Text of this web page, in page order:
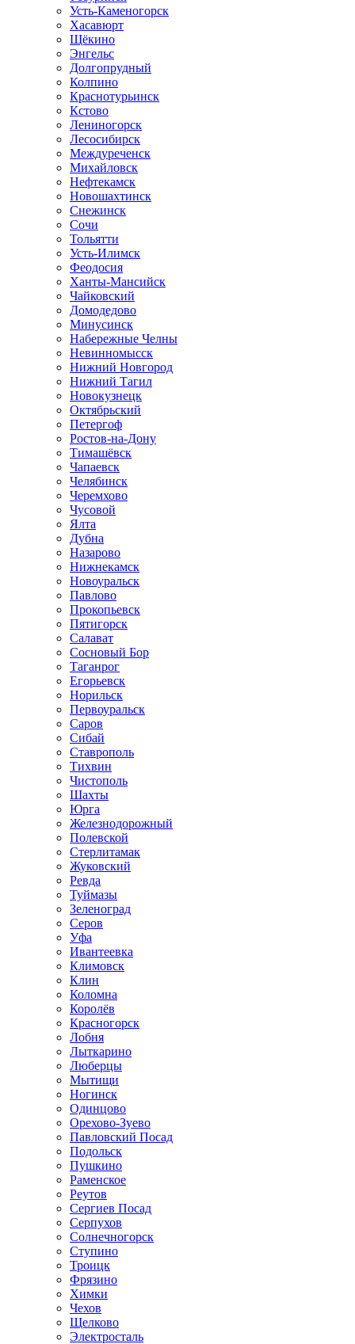
Усть-Каменогорск
Хасавюрт
Щёкино
Энгельс
Долгопрудный
Колпино
Краснотурьинск
Кстово
Лениногорск
Лесосибирск
Междуреченск
Михайловск
Нефтекамск
Новошахтинск
Снежинск
Сочи
Тольятти
Усть-Илимск
Феодосия
Ханты-Мансийск
Чайковский
Домодедово
Минусинск
Набережные Челны
Невинномысск
Нижний Новгород
Нижний Тагил
Новокузнецк
Октябрьский
Петергоф
Ростов-на-Дону
Тимашёвск
Чапаевск
Челябинск
Черемхово
Чусовой
Ялта
Дубна
Назарово
Нижнекамск
Новоуральск
Павлово
Прокопьевск
Пятигорск
Салават
Сосновый Бор
Таганрог
Егорьевск
Норильск
Первоуральск
Саров
Сибай
Ставрополь
Тихвин
Чистополь
Шахты
Юрга
Железнодорожный
Полевской
Стерлитамак
Жуковский
Ревда
Туймазы
Зеленоград
Серов
Уфа
Ивантеевка
Климовск
Клин
Коломна
Королёв
Красногорск
Лобня
Лыткарино
Люберцы
Мытищи
Ногинск
Одинцово
Орехово-Зуево
Павловский Посад
Подольск
Пушкино
Раменское
Реутов
Сергиев Посад
Серпухов
Солнечногорск
Ступино
Троицк
Фрязино
Химки
Чехов
Щелково
Электросталь